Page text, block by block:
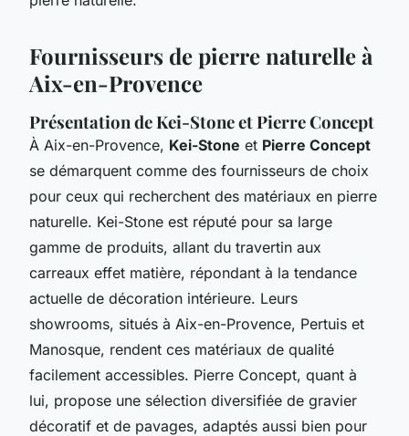
Fournisseurs de pierre naturelle à
Aix-en-Provence
Présentation de Kei-Stone et Pierre Concept
À Aix-en-Provence, Kei-Stone et Pierre Concept
se démarquent comme des fournisseurs de choix
pour ceux qui recherchent des matériaux en pierre
naturelle. Kei-Stone est réputé pour sa large
gamme de produits, allant du travertin aux
carreaux effet matière, répondant à la tendance
actuelle de décoration intérieure. Leurs
showrooms, situés à Aix-en-Provence, Pertuis et
Manosque, rendent ces matériaux de qualité
facilement accessibles. Pierre Concept, quant à
lui, propose une sélection diversifiée de gravier
décoratif et de pavages, adaptés aussi bien pour